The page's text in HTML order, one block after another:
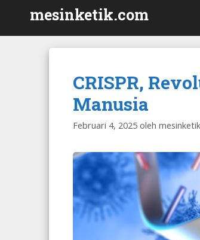
isi
mesinketik.com
CRISPR,
Manusia
Februari 4, 2025 oleh